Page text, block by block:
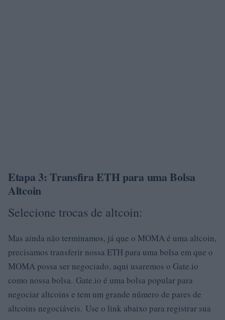
Etapa 3: Transfira ETH para uma Bolsa
Altcoin
Selecione trocas de altcoin:
Mas ainda não terminamos, já que o MOMA é uma altcoin,
precisamos transferir nossa ETH para uma bolsa em que o
MOMA possa ser negociado, aqui usaremos o Gate.io
como nossa bolsa. Gate.io é uma bolsa popular para
negociar altcoins e tem um grande número de pares de
altcoins negociáveis. Use o link abaixo para registrar sua